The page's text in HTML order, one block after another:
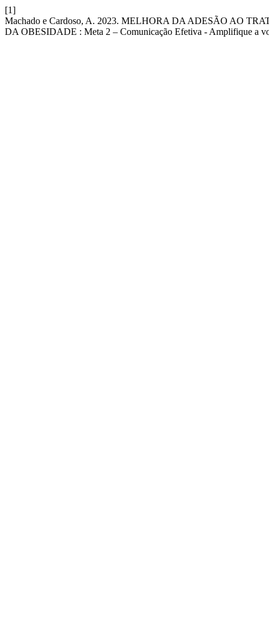
[1]
Machado e Cardoso, A. 2023. MELHORA DA ADESÃO AO
DA OBESIDADE : Meta 2 – Comunicação Efetiva - Amplifique a